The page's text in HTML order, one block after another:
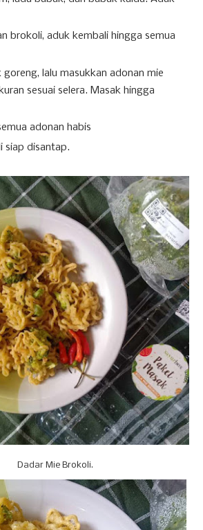
brokoli, aduk kembali hingga semua
goreng, lalu masukkan adonan mie
sesuai selera. Masak hingga
adonan habis
siap disantap.
Dadar Mie Brokoli.